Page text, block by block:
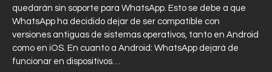
quedarán sin soporte para WhatsApp. Esto se debe a que
WhatsApp ha decidido dejar de ser compatible con
versiones antiguas de sistemas operativos, tanto en Android
como en iOS. En cuanto a Android: WhatsApp dejará de
funcionar en dispositivos…